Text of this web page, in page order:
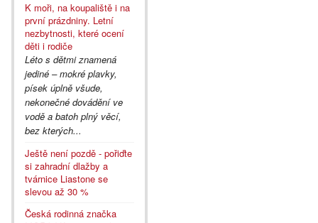
K moři, na koupaliště i na
první prázdniny. Letní
nezbytnosti, které ocení
děti i rodiče
Léto s dětmi znamená
jediné – mokré plavky,
písek úplně všude,
nekonečné dovádění ve
vodě a batoh plný věcí,
bez kterých...
Ještě není pozdě - pořiďte
si zahradní dlažby a
tvárnice Liastone se
slevou až 30 %
Česká rodinná značka